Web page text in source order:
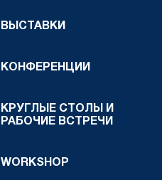
ВЫСТАВКИ
КОНФЕРЕНЦИИ
КРУГЛЫЕ СТОЛЫ И
РАБОЧИЕ ВСТРЕЧИ
WORKSHOP